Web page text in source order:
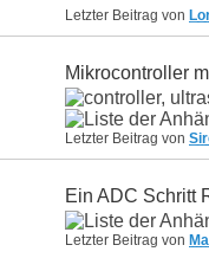
Letzter Beitrag von
Mikrocontroller
Letzter Beitrag von
Ein ADC Schritt
Letzter Beitrag von